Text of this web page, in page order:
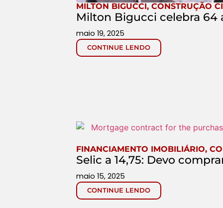
MILTON BIGUCCI, CONSTRUÇÃO
Milton Bigucci celebra 64
CONTINUE LENDO
maio 19, 2025
FINANCIAMENTO IMOBILIÁRIO,
Selic a 14,75: Devo
CONTINUE LENDO
maio 15, 2025